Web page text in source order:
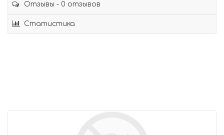
Отзывы - 0 отзывов
Статистика